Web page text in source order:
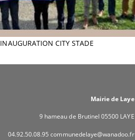
INAUGURATION CITY STADE
Mairie de Laye
9 hameau de Brutinel 05500 LAYE
04.92.50.08.95 communedelaye@wanadoo.fr